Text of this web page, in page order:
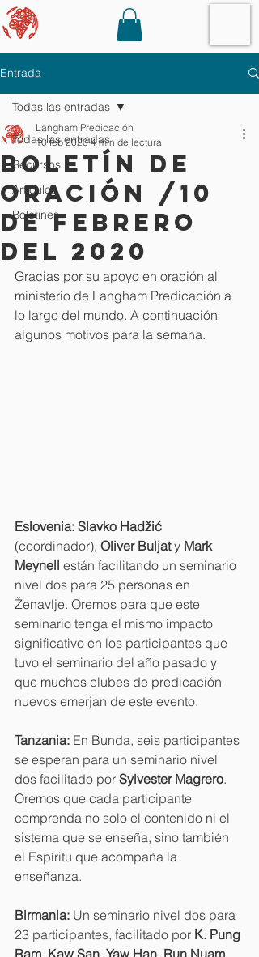
Entrada
Todas las entradas
Recursos
Artículos
Boletines
Todas las entradas
Boletín de
oración /10
de Febrero
del 2020
Langham Predicación
10 feb 2020 4 min de lectura
Gracias por su apoyo en oración al
ministerio de Langham Predicación a
lo largo del mundo. A continuación
algunos motivos para la semana.
Eslovenia: Slavko Hadžić
(coordinador), Oliver Buljat y Mark
Meynell están facilitando un seminario
nivel dos para 25 personas en
Ženavlje. Oremos para que este
seminario tenga el mismo impacto
significativo en los participantes que
tuvo el seminario del año pasado y
que muchos clubes de predicación
nuevos emerjan de este evento.
Tanzania: En Bunda, seis participantes
se esperan para un seminario nivel
dos facilitado por Sylvester Magrero.
Oremos que cada participante
comprenda no solo el contenido ni el
sistema que se enseña, sino también
el Espíritu que acompaña la
enseñanza.
Birmania: Un seminario nivel dos para
23 participantes, facilitado por K. Pung
Ram, Kaw San, Yaw Han, Run Nuam